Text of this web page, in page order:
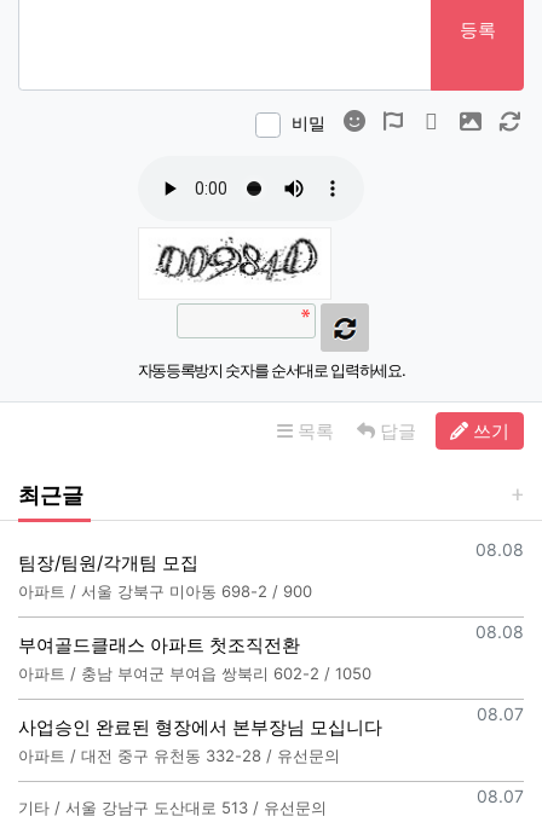
등록
비밀 이모티콘폰트어썸
동영상 이미지
자동등록방지 숫자를 순서대로 입력하세요.
목록 답글 쓰기
최근글
등록일
08.08
팀장/팀원/각개팀 모집
아파트 / 서울 강북구 미아동 698-2 / 900
등록일
08.08
부여골드클래스 아파트 첫조직전환
아파트 / 충남 부여군 부여읍 쌍북리 602-2 / 1050
등록일
08.07
사업승인 완료된 형장에서 본부장님 모십니다
아파트 / 대전 중구 유천동 332-28 / 유선문의
등록일
08.07
기타 / 서울 강남구 도산대로 513 / 유선문의